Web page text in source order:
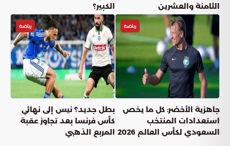
الثامنة والعشرين
الكبير؟
رياضة
جاهزية الأخضر: كل ما يخص
استعدادات المنتخب
السعودي لكأس العالم 2026
رياضة
بطل جديد؟ نيس إلى نهائي
كأس فرنسا بعد تجاوز عقبة
المربع الذهبي